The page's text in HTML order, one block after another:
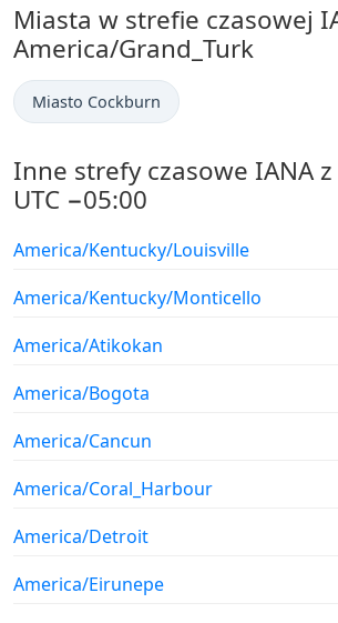
Miasta w strefie czasowej
America/Grand_Turk
Miasto Cockburn
Inne strefy czasowe IANA
UTC −05:00
America/Kentucky/Louisville
America/Kentucky/Monticello
America/Atikokan
America/Bogota
America/Cancun
America/Coral_Harbour
America/Detroit
America/Eirunepe